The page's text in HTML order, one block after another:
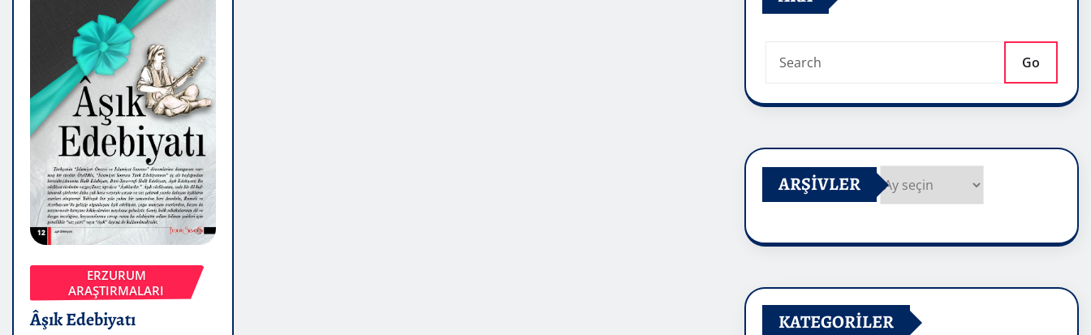
ERZURUM
ARAŞTIRMALARI
Âşık Edebiyatı
Go
ARŞIVLER
KATEGORILER